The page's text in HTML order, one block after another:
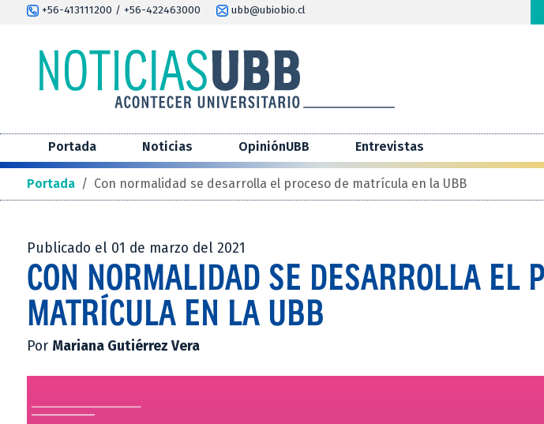
+56-413111200 / +56-422463000 ubb@ubiobio.cl
Portada Noticias OpiniónUBB Entrevistas
Portada / Con normalidad se desarrolla el proceso de matrícula en la UBB
Publicado el 01 de marzo del 2021
CON NORMALIDAD SE DESARROLLA EL
MATRÍCULA EN LA UBB
Por Mariana Gutiérrez Vera